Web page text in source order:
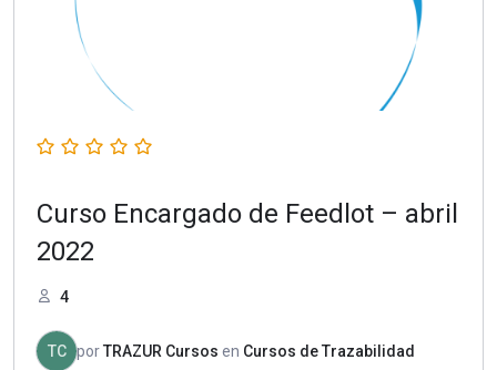
Curso Encargado de Feedlot – abril
2022
4
TC porTRAZUR Cursos en Cursos de Trazabilidad